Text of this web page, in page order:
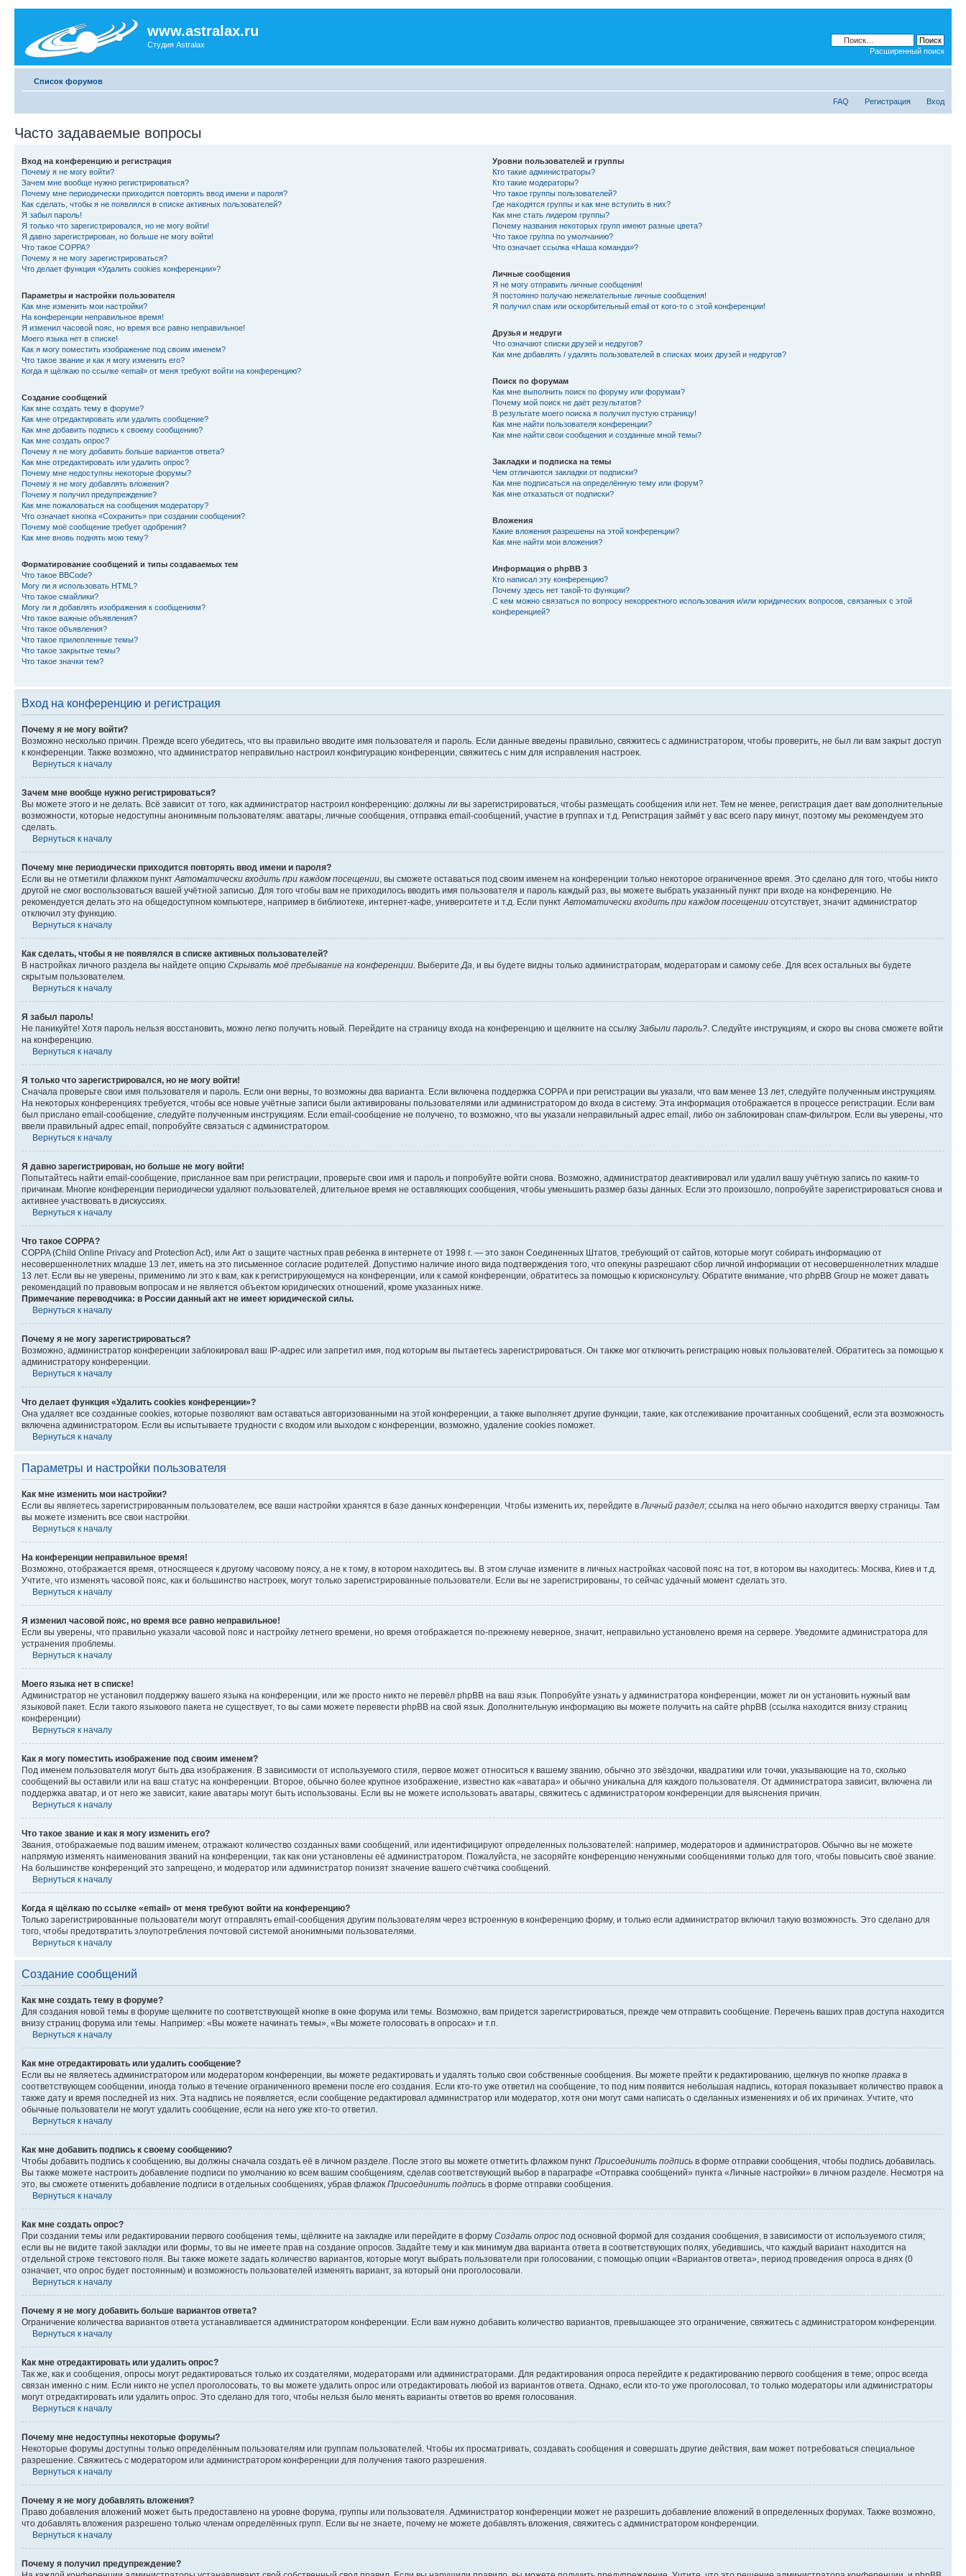
www.astralax.ru
Студия Astralax
Расширенный поиск
Список форумов
FAQ Регистрация Вход
Часто задаваемые вопросы
Вход на конференцию и регистрация
Почему я не могу войти?
Зачем мне вообще нужно регистрироваться?
Почему мне периодически приходится повторять ввод имени и пароля?
Как сделать, чтобы я не появлялся в списке активных пользователей?
Я забыл пароль!
Я только что зарегистрировался, но не могу войти!
Я давно зарегистрирован, но больше не могу войти!
Что такое COPPA?
Почему я не могу зарегистрироваться?
Что делает функция «Удалить cookies конференции»?
Параметры и настройки пользователя
Как мне изменить мои настройки?
На конференции неправильное время!
Я изменил часовой пояс, но время все равно неправильное!
Моего языка нет в списке!
Как я могу поместить изображение под своим именем?
Что такое звание и как я могу изменить его?
Когда я щёлкаю по ссылке «email» от меня требуют войти на конференцию?
Создание сообщений
Как мне создать тему в форуме?
Как мне отредактировать или удалить сообщение?
Как мне добавить подпись к своему сообщению?
Как мне создать опрос?
Почему я не могу добавить больше вариантов ответа?
Как мне отредактировать или удалить опрос?
Почему мне недоступны некоторые форумы?
Почему я не могу добавлять вложения?
Почему я получил предупреждение?
Как мне пожаловаться на сообщения модератору?
Что означает кнопка «Сохранить» при создании сообщения?
Почему моё сообщение требует одобрения?
Как мне вновь поднять мою тему?
Форматирование сообщений и типы создаваемых тем
Что такое BBCode?
Могу ли я использовать HTML?
Что такое смайлики?
Могу ли я добавлять изображения к сообщениям?
Что такое важные объявления?
Что такое объявления?
Что такое прилепленные темы?
Что такое закрытые темы?
Что такое значки тем?
Уровни пользователей и группы
Кто такие администраторы?
Кто такие модераторы?
Что такое группы пользователей?
Где находятся группы и как мне вступить в них?
Как мне стать лидером группы?
Почему названия некоторых групп имеют разные цвета?
Что такое группа по умолчанию?
Что означает ссылка «Наша команда»?
Личные сообщения
Я не могу отправить личные сообщения!
Я постоянно получаю нежелательные личные сообщения!
Я получил спам или оскорбительный email от кого-то с этой конференции!
Друзья и недруги
Что означают списки друзей и недругов?
Как мне добавлять / удалять пользователей в списках моих друзей и недругов?
Поиск по форумам
Как мне выполнить поиск по форуму или форумам?
Почему мой поиск не даёт результатов?
В результате моего поиска я получил пустую страницу!
Как мне найти пользователя конференции?
Как мне найти свои сообщения и созданные мной темы?
Закладки и подписка на темы
Чем отличаются закладки от подписки?
Как мне подписаться на определённую тему или форум?
Как мне отказаться от подписки?
Вложения
Какие вложения разрешены на этой конференции?
Как мне найти мои вложения?
Информация о phpBB 3
Кто написал эту конференцию?
Почему здесь нет такой-то функции?
С кем можно связаться по вопросу некорректного использования и/или юридических вопросов, связанных с этой
конференцией?
Вход на конференцию и регистрация
Почему я не могу войти?
Возможно несколько причин. Прежде всего убедитесь, что вы правильно вводите имя пользователя и пароль. Если данные введены правильно, свяжитесь с администратором, чтобы проверить, не был ли вам закрыт доступ
к конференции. Также возможно, что администратор неправильно настроил конфигурацию конференции, свяжитесь с ним для исправления настроек.
Вернуться к началу
Зачем мне вообще нужно регистрироваться?
Вы можете этого и не делать. Всё зависит от того, как администратор настроил конференцию: должны ли вы зарегистрироваться, чтобы размещать сообщения или нет. Тем не менее, регистрация дает вам дополнительные
возможности, которые недоступны анонимным пользователям: аватары, личные сообщения, отправка email-сообщений, участие в группах и т.д. Регистрация займёт у вас всего пару минут, поэтому мы рекомендуем это
сделать.
Вернуться к началу
Почему мне периодически приходится повторять ввод имени и пароля?
Если вы не отметили флажком пункт Автоматически входить при каждом посещении , вы сможете оставаться под своим именем на конференции только некоторое ограниченное время. Это сделано для того, чтобы никто
другой не смог воспользоваться вашей учётной записью. Для того чтобы вам не приходилось вводить имя пользователя и пароль каждый раз, вы можете выбрать указанный пункт при входе на конференцию. Не
рекомендуется делать это на общедоступном компьютере, например в библиотеке, интернет-кафе, университете и т.д. Если пункт Автоматически входить при каждом посещении отсутствует, значит администратор
отключил эту функцию.
Вернуться к началу
Как сделать, чтобы я не появлялся в списке активных пользователей?
В настройках личного раздела вы найдете опцию Скрывать моё пребывание на конференции . Выберите Да , и вы будете видны только администраторам, модераторам и самому себе. Для всех остальных вы будете
скрытым пользователем.
Вернуться к началу
Я забыл пароль!
Не паникуйте! Хотя пароль нельзя восстановить, можно легко получить новый. Перейдите на страницу входа на конференцию и щелкните на ссылку Забыли пароль? . Следуйте инструкциям, и скоро вы снова сможете войти
на конференцию.
Вернуться к началу
Я только что зарегистрировался, но не могу войти!
Сначала проверьте свои имя пользователя и пароль. Если они верны, то возможны два варианта. Если включена поддержка COPPA и при регистрации вы указали, что вам менее 13 лет, следуйте полученным инструкциям.
На некоторых конференциях требуется, чтобы все новые учётные записи были активированы пользователями или администратором до входа в систему. Эта информация отображается в процессе регистрации. Если вам
был прислано email-сообщение, следуйте полученным инструкциям. Если email-сообщение не получено, то возможно, что вы указали неправильный адрес email, либо он заблокирован спам-фильтром. Если вы уверены, что
ввели правильный адрес email, попробуйте связаться с администратором.
Вернуться к началу
Я давно зарегистрирован, но больше не могу войти!
Попытайтесь найти email-сообщение, присланное вам при регистрации, проверьте свои имя и пароль и попробуйте войти снова. Возможно, администратор деактивировал или удалил вашу учётную запись по каким-то
причинам. Многие конференции периодически удаляют пользователей, длительное время не оставляющих сообщения, чтобы уменьшить размер базы данных. Если это произошло, попробуйте зарегистрироваться снова и
активнее участвовать в дискуссиях.
Вернуться к началу
Что такое COPPA?
COPPA (Child Online Privacy and Protection Act), или Акт о защите частных прав ребенка в интернете от 1998 г. — это закон Соединенных Штатов, требующий от сайтов, которые могут собирать информацию от
несовершеннолетних младше 13 лет, иметь на это письменное согласие родителей. Допустимо наличие иного вида подтверждения того, что опекуны разрешают сбор личной информации от несовершеннолетних младше
13 лет. Если вы не уверены, применимо ли это к вам, как к регистрирующемуся на конференции, или к самой конференции, обратитесь за помощью к юрисконсульту. Обратите внимание, что phpBB Group не может давать
рекомендаций по правовым вопросам и не является объектом юридических отношений, кроме указанных ниже.
Примечание переводчика: в России данный акт не имеет юридической силы.
Вернуться к началу
Почему я не могу зарегистрироваться?
Возможно, администратор конференции заблокировал ваш IP-адрес или запретил имя, под которым вы пытаетесь зарегистрироваться. Он также мог отключить регистрацию новых пользователей. Обратитесь за помощью к
администратору конференции.
Вернуться к началу
Что делает функция «Удалить cookies конференции»?
Она удаляет все созданные cookies, которые позволяют вам оставаться авторизованными на этой конференции, а также выполняет другие функции, такие, как отслеживание прочитанных сообщений, если эта возможность
включена администратором. Если вы испытываете трудности с входом или выходом с конференции, возможно, удаление cookies поможет.
Вернуться к началу
Параметры и настройки пользователя
Как мне изменить мои настройки?
Если вы являетесь зарегистрированным пользователем, все ваши настройки хранятся в базе данных конференции. Чтобы изменить их, перейдите в Личный раздел; ссылка на него обычно находится вверху страницы. Там
вы можете изменить все свои настройки.
Вернуться к началу
На конференции неправильное время!
Возможно, отображается время, относящееся к другому часовому поясу, а не к тому, в котором находитесь вы. В этом случае измените в личных настройках часовой пояс на тот, в котором вы находитесь: Москва, Киев и т.д.
Учтите, что изменять часовой пояс, как и большинство настроек, могут только зарегистрированные пользователи. Если вы не зарегистрированы, то сейчас удачный момент сделать это.
Вернуться к началу
Я изменил часовой пояс, но время все равно неправильное!
Если вы уверены, что правильно указали часовой пояс и настройку летнего времени, но время отображается по-прежнему неверное, значит, неправильно установлено время на сервере. Уведомите администратора для
устранения проблемы.
Вернуться к началу
Моего языка нет в списке!
Администратор не установил поддержку вашего языка на конференции, или же просто никто не перевёл phpBB на ваш язык. Попробуйте узнать у администратора конференции, может ли он установить нужный вам
языковой пакет. Если такого языкового пакета не существует, то вы сами можете перевести phpBB на свой язык. Дополнительную информацию вы можете получить на сайте phpBB (ссылка находится внизу страниц
конференции)
Вернуться к началу
Как я могу поместить изображение под своим именем?
Под именем пользователя могут быть два изображения. В зависимости от используемого стиля, первое может относиться к вашему званию, обычно это звёздочки, квадратики или точки, указывающие на то, сколько
сообщений вы оставили или на ваш статус на конференции. Второе, обычно более крупное изображение, известно как «аватара» и обычно уникальна для каждого пользователя. От администратора зависит, включена ли
поддержка аватар, и от него же зависит, какие аватары могут быть использованы. Если вы не можете использовать аватары, свяжитесь с администратором конференции для выяснения причин.
Вернуться к началу
Что такое звание и как я могу изменить его?
Звания, отображаемые под вашим именем, отражают количество созданных вами сообщений, или идентифицируют определенных пользователей: например, модераторов и администраторов. Обычно вы не можете
напрямую изменять наименования званий на конференции, так как они установлены её администратором. Пожалуйста, не засоряйте конференцию ненужными сообщениями только для того, чтобы повысить своё звание.
На большинстве конференций это запрещено, и модератор или администратор понизят значение вашего счётчика сообщений.
Вернуться к началу
Когда я щёлкаю по ссылке «email» от меня требуют войти на конференцию?
Только зарегистрированные пользователи могут отправлять email-сообщения другим пользователям через встроенную в конференцию форму, и только если администратор включил такую возможность. Это сделано для
того, чтобы предотвратить злоупотребления почтовой системой анонимными пользователями.
Вернуться к началу
Создание сообщений
Как мне создать тему в форуме?
Для создания новой темы в форуме щелкните по соответствующей кнопке в окне форума или темы. Возможно, вам придется зарегистрироваться, прежде чем отправить сообщение. Перечень ваших прав доступа находится
внизу страниц форума или темы. Например: «Вы можете начинать темы», «Вы можете голосовать в опросах» и т.п.
Вернуться к началу
Как мне отредактировать или удалить сообщение?
Если вы не являетесь администратором или модератором конференции, вы можете редактировать и удалять только свои собственные сообщения. Вы можете прейти к редактированию, щелкнув по кнопке правка в
соответствующем сообщении, иногда только в течение ограниченного времени после его создания. Если кто-то уже ответил на сообщение, то под ним появится небольшая надпись, которая показывает количество правок а
также дату и время последней из них. Эта надпись не появляется, если сообщение редактировал администратор или модератор, хотя они могут сами написать о сделанных изменениях и об их причинах. Учтите, что
обычные пользователи не могут удалить сообщение, если на него уже кто-то ответил.
Вернуться к началу
Как мне добавить подпись к своему сообщению?
Чтобы добавить подпись к сообщению, вы должны сначала создать её в личном разделе. После этого вы можете отметить флажком пункт Присоединить подпись в форме отправки сообщения, чтобы подпись добавилась.
Вы также можете настроить добавление подписи по умолчанию ко всем вашим сообщениям, сделав соответствующий выбор в параграфе «Отправка сообщений» пункта «Личные настройки» в личном разделе. Несмотря на
это, вы сможете отменить добавление подписи в отдельных сообщениях, убрав флажок Присоединить подпись в форме отправки сообщения.
Вернуться к началу
Как мне создать опрос?
При создании темы или редактировании первого сообщения темы, щёлкните на закладке или перейдите в форму Создать опрос под основной формой для создания сообщения, в зависимости от используемого стиля;
если вы не видите такой закладки или формы, то вы не имеете прав на создание опросов. Задайте тему и как минимум два варианта ответа в соответствующих полях, убедившись, что каждый вариант находится на
отдельной строке текстового поля. Вы также можете задать количество вариантов, которые могут выбрать пользователи при голосовании, с помощью опции «Вариантов ответа», период проведения опроса в днях (0
означает, что опрос будет постоянным) и возможность пользователей изменять вариант, за который они проголосовали.
Вернуться к началу
Почему я не могу добавить больше вариантов ответа?
Ограничение количества вариантов ответа устанавливается администратором конференции. Если вам нужно добавить количество вариантов, превышающее это ограничение, свяжитесь с администратором конференции.
Вернуться к началу
Как мне отредактировать или удалить опрос?
Так же, как и сообщения, опросы могут редактироваться только их создателями, модераторами или администраторами. Для редактирования опроса перейдите к редактированию первого сообщения в теме; опрос всегда
связан именно с ним. Если никто не успел проголосовать, то вы можете удалить опрос или отредактировать любой из вариантов ответа. Однако, если кто-то уже проголосовал, то только модераторы или администраторы
могут отредактировать или удалить опрос. Это сделано для того, чтобы нельзя было менять варианты ответов во время голосования.
Вернуться к началу
Почему мне недоступны некоторые форумы?
Некоторые форумы доступны только определённым пользователям или группам пользователей. Чтобы их просматривать, создавать сообщения и совершать другие действия, вам может потребоваться специальное
разрешение. Свяжитесь с модератором или администратором конференции для получения такого разрешения.
Вернуться к началу
Почему я не могу добавлять вложения?
Право добавления вложений может быть предоставлено на уровне форума, группы или пользователя. Администратор конференции может не разрешить добавление вложений в определенных форумах. Также возможно,
что добавлять вложения разрешено только членам определённых групп. Если вы не знаете, почему не можете добавлять вложения, свяжитесь с администратором конференции.
Вернуться к началу
Почему я получил предупреждение?